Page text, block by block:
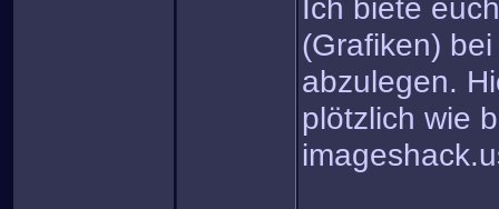
Ich biete
(Grafiken)
abzulegen.
plötzlich wie